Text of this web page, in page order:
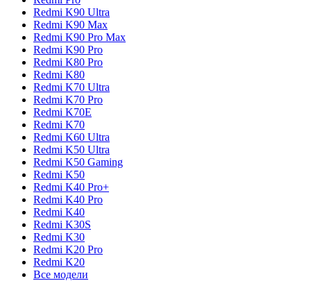
Redmi K90 Ultra
Redmi K90 Max
Redmi K90 Pro Max
Redmi K90 Pro
Redmi K80 Pro
Redmi K80
Redmi K70 Ultra
Redmi K70 Pro
Redmi K70E
Redmi K70
Redmi K60 Ultra
Redmi K50 Ultra
Redmi K50 Gaming
Redmi K50
Redmi K40 Pro+
Redmi K40 Pro
Redmi K40
Redmi K30S
Redmi K30
Redmi K20 Pro
Redmi K20
Все модели